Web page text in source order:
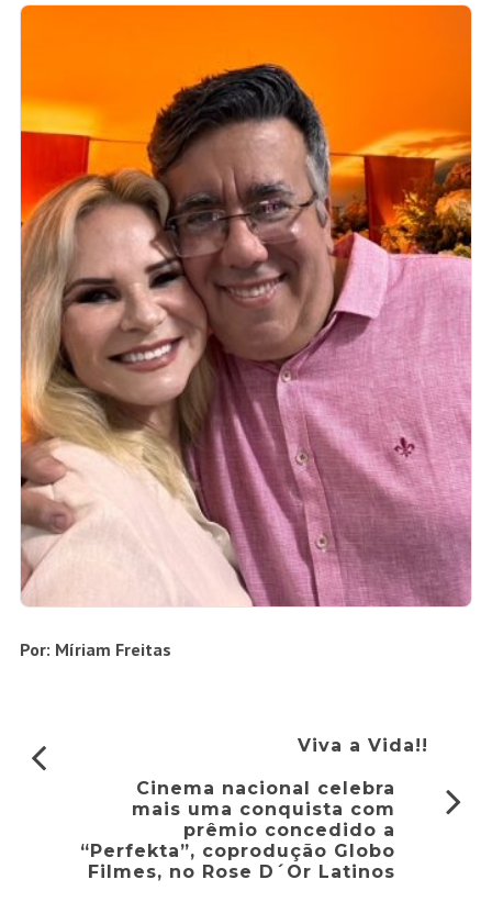
Por: Míriam Freitas
Viva a Vida!!
Cinema nacional celebra
mais uma conquista com
prêmio concedido a
“Perfekta”, coprodução Globo
Filmes, no Rose D´Or Latinos